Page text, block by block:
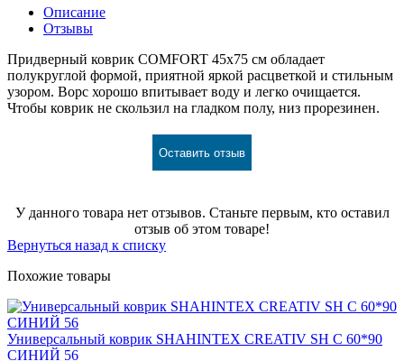
Описание
Отзывы
Придверный коврик COMFORT 45х75 см обладает
полукруглой формой, приятной яркой расцветкой и стильным
узором. Ворс хорошо впитывает воду и легко очищается.
Чтобы коврик не скользил на гладком полу, низ прорезинен.
Оставить отзыв
У данного товара нет отзывов. Станьте первым, кто оставил
отзыв об этом товаре!
Вернуться назад к списку
Похожие товары
Универсальный коврик SНAHINTEX CREATIV SH С 60*90
СИНИЙ 56